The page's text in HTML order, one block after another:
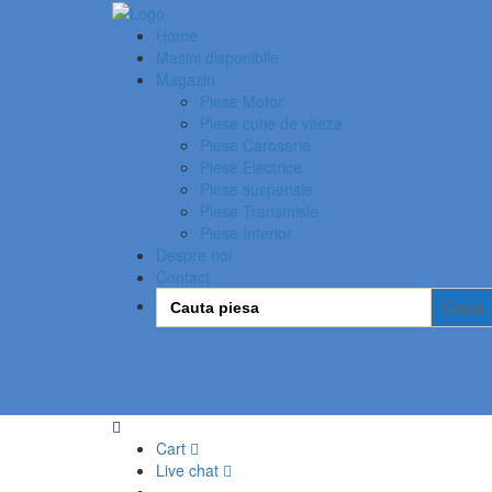
Home
Masini disponibile
Magazin
Piese Motor
Piese cutie de viteza
Piese Caroserie
Piese Electrice
Piese suspensie
Piese Transmisie
Piese Interior
Despre noi
Contact
Search
for:
Cart
Live chat